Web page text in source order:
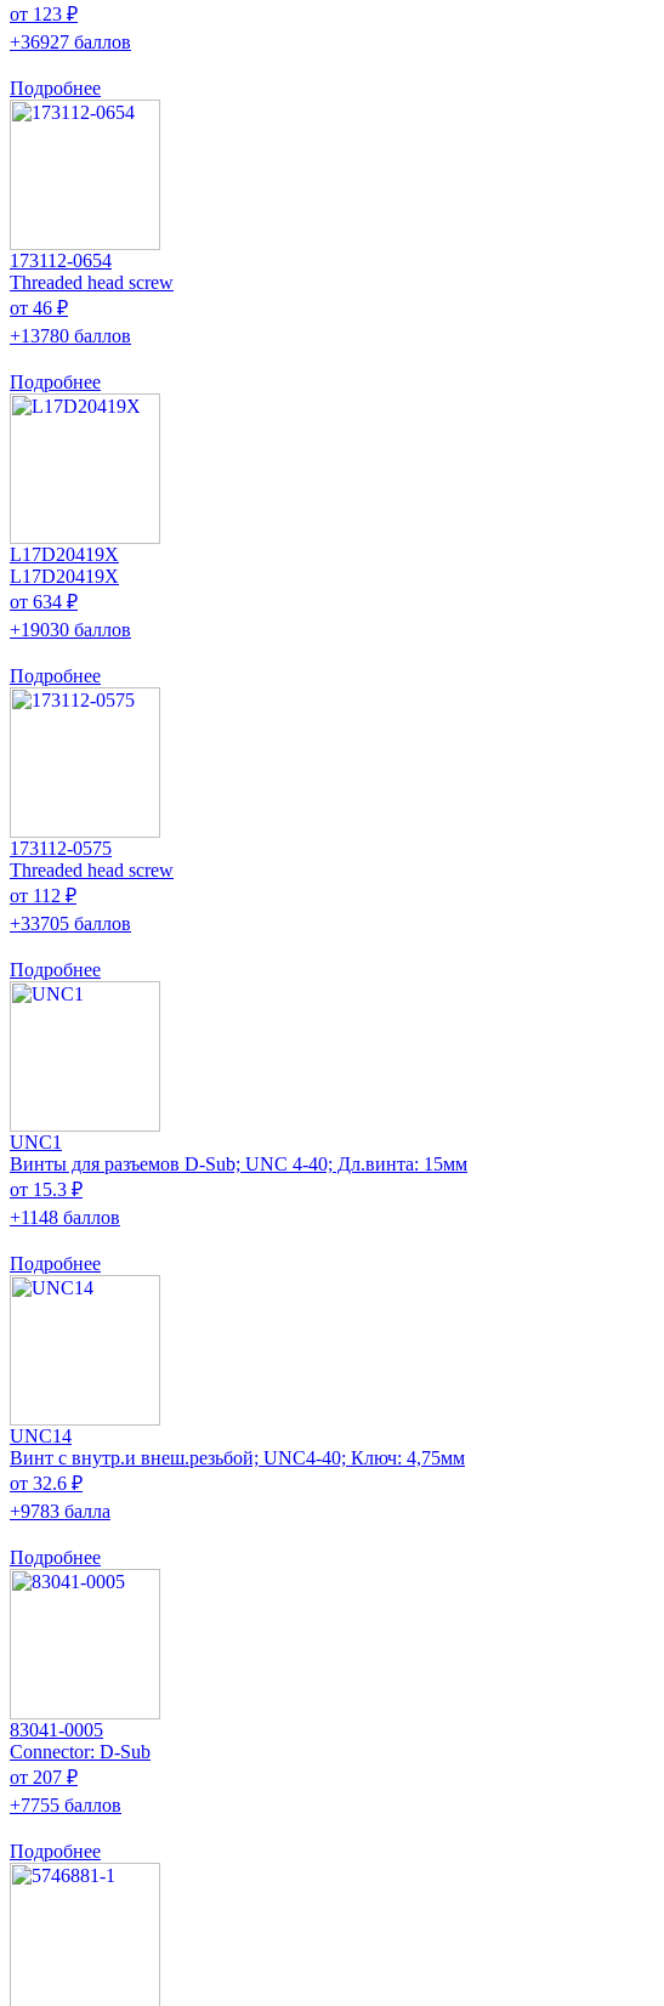
от 123 ₽
+36927 баллов
Подробнее
173112-0654
Threaded head screw
от 46 ₽
+13780 баллов
Подробнее
L17D20419X
L17D20419X
от 634 ₽
+19030 баллов
Подробнее
173112-0575
Threaded head screw
от 112 ₽
+33705 баллов
Подробнее
UNC1
Винты для разъемов D-Sub; UNC 4-40; Дл.винта: 15мм
от 15.3 ₽
+1148 баллов
Подробнее
UNC14
Винт с внутр.и внеш.резьбой; UNC4-40; Ключ: 4,75мм
от 32.6 ₽
+9783 балла
Подробнее
83041-0005
Connector: D-Sub
от 207 ₽
+7755 баллов
Подробнее